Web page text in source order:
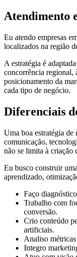
Atendimento
Eu atendo empresas
localizados na região
A estratégia é
concorrência regional,
posicionamento da
cada tipo de negócio.
Diferenciais
Uma boa estratégia
comunicação,
não se limita à criação
Eu busco construir
aprendizado,
Faço
Trabalho com
conversão.
Crio conteúdo
artificiais.
Analiso
Integro